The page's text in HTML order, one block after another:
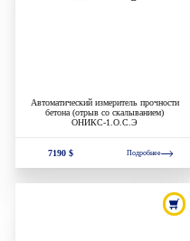
Автоматический измеритель прочности
бетона (отрыв со скалыванием)
ОНИКС-1.О.С.Э
7190 $ Подробнее